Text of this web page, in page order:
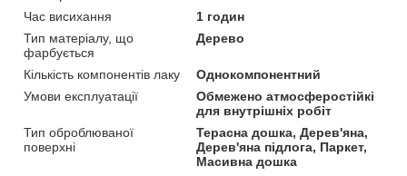
Час висихання
1 годин
Тип матеріалу, що
фарбується
Дерево
Кількість компонентів лаку
Однокомпонентний
Умови експлуатації
Обмежено атмосферостійкі
для внутрішніх робіт
Тип оброблюваної
поверхні
Терасна дошка, Дерев'яна,
Дерев'яна підлога, Паркет,
Масивна дошка